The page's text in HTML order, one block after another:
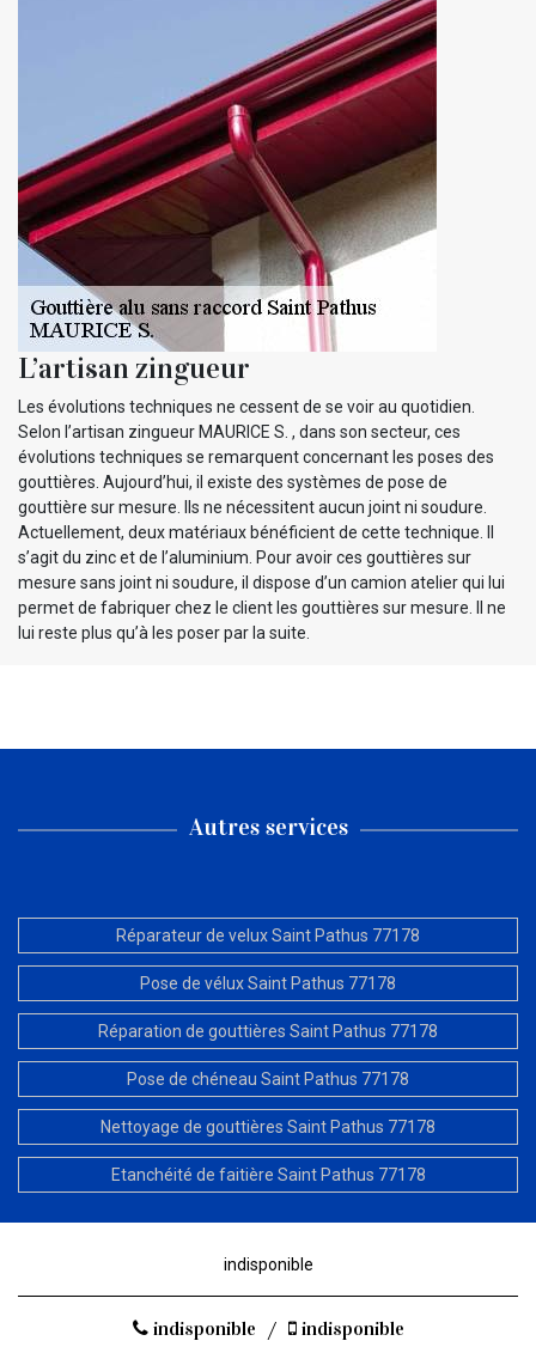
L’artisan zingueur
Les évolutions techniques ne cessent de se voir au quotidien.
Selon l’artisan zingueur MAURICE S. , dans son secteur, ces
évolutions techniques se remarquent concernant les poses des
gouttières. Aujourd’hui, il existe des systèmes de pose de
gouttière sur mesure. Ils ne nécessitent aucun joint ni soudure.
Actuellement, deux matériaux bénéficient de cette technique. Il
s’agit du zinc et de l’aluminium. Pour avoir ces gouttières sur
mesure sans joint ni soudure, il dispose d’un camion atelier qui lui
permet de fabriquer chez le client les gouttières sur mesure. Il ne
lui reste plus qu’à les poser par la suite.
Autres services
Réparateur de velux Saint Pathus 77178
Pose de vélux Saint Pathus 77178
Réparation de gouttières Saint Pathus 77178
Pose de chéneau Saint Pathus 77178
Nettoyage de gouttières Saint Pathus 77178
Etanchéité de faitière Saint Pathus 77178
indisponible
indisponible / indisponible